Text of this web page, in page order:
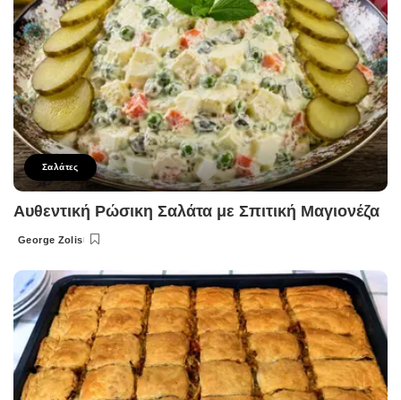
Σαλάτες
Αυθεντική Ρώσικη Σαλάτα με Σπιτική Μαγιονέζα
Posted
George Zolis